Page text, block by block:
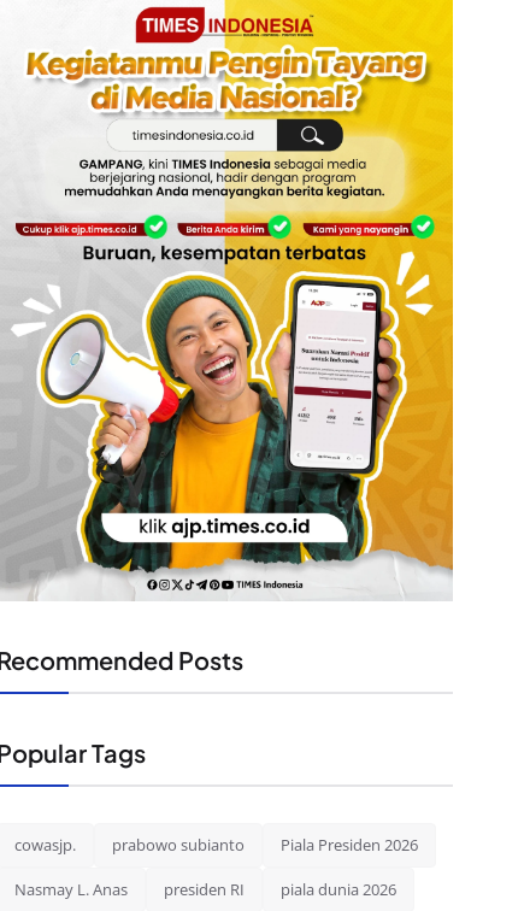
Posts
Tags
cowasjp. prabowo subianto Piala Presiden 2026
Nasmay L. Anas presiden RI piala dunia 2026